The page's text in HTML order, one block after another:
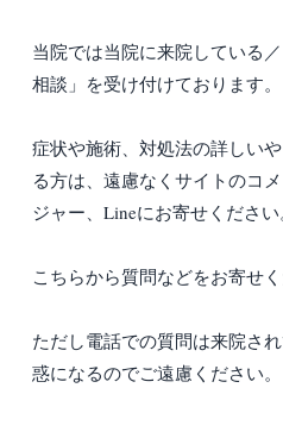
当院では当院に来院している
相談」を受け付けております。
症状や施術、対処法の詳しい
る方は、遠慮なくサイトのコ
ジャー、Lineにお寄せください
こちらから質問などをお寄せ
ただし電話での質問は来院さ
惑になるのでご遠慮ください。